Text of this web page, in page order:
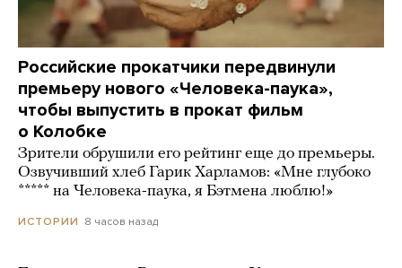
Российские прокатчики передвинули
премьеру нового «Человека-паука»,
чтобы выпустить в прокат фильм
о Колобке
Зрители обрушили его рейтинг еще до премьеры.
Озвучивший хлеб Гарик Харламов: «Мне глубоко
***** на Человека-паука, я Бэтмена люблю!»
ИСТОРИИ 8 часов назад